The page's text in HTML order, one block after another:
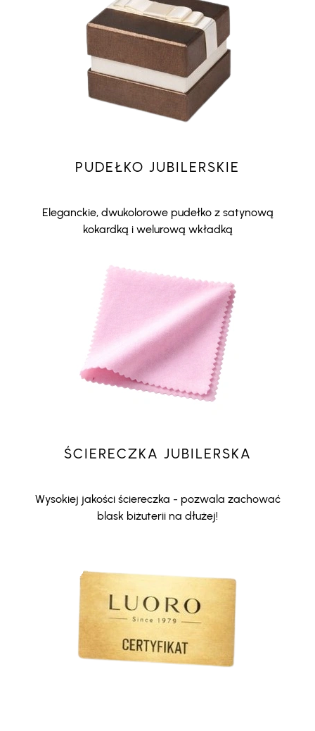
PUDEŁKO JUBILERSKIE
Eleganckie, dwukolorowe pudełko z satynową
kokardką i welurową wkładką
ŚCIERECZKA JUBILERSKA
Wysokiej jakości ściereczka - pozwala zachować
blask biżuterii na dłużej!